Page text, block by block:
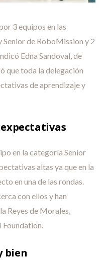
3 equipos en las
Senior de RoboMission y 2
Edna Sandoval, de
que toda la delegación
de aprendizaje y
en la categoría Senior
altas ya que en la
en una de las rondas.
con ellos y han
Reyes de Morales,
bien